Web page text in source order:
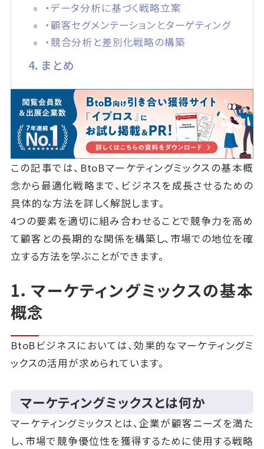
・データ分析に基づく戦略立案
・顧客セグメンテーションとターゲティング
・競合分析と差別化戦略の構築
4．まとめ
この記事では、BtoBマーケティングミックスの基本概
念から最適化戦略まで、ビジネスを成長させるための
具体的な方法を詳しく解説します。
4つの要素を適切に組み合わせることで競争力を高め
て顧客との長期的な関係を構築し、市場での地位を確
立する方法を学ぶことができます。
1．マーケティングミックスの基本
概念
BtoBビジネスにおいては、効果的なマーケティングミ
ックスの活用が求められています。
マーケティングミックスとは何か
マーケティングミックスとは、企業が顧客ニーズを満た
し、市場で競争優位性を獲得するために使用する戦略